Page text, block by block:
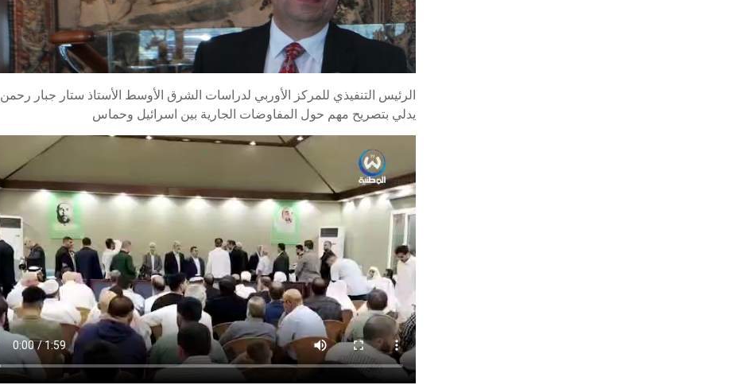
الرئيس التنفيذي للمركز الأوربي لدراسات الشرق الأوسط الأستاذ ستار جبار رحمن
يدلي بتصريح مهم حول المفاوضات الجارية بين اسرائيل وحماس